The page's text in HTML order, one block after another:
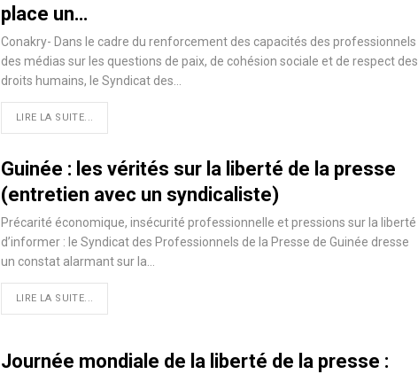
place un…
Conakry- Dans le cadre du renforcement des capacités des professionnels
des médias sur les questions de paix, de cohésion sociale et de respect des
droits humains, le Syndicat des…
LIRE LA SUITE...
Guinée : les vérités sur la liberté de la presse
(entretien avec un syndicaliste)
Précarité économique, insécurité professionnelle et pressions sur la liberté
d’informer : le Syndicat des Professionnels de la Presse de Guinée dresse
un constat alarmant sur la…
LIRE LA SUITE...
Journée mondiale de la liberté de la presse :